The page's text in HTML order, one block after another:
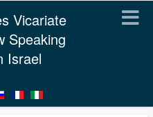
Vicariate
Speaking
Israel